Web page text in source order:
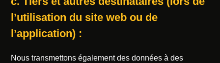
l’utilisation du site web ou de
l’application) :
Nous transmettons également des données à des